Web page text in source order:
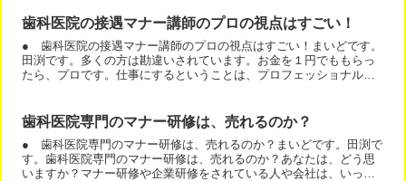
歯科医院の接遇マナー講師のプロの視点はすごい！
● 歯科医院の接遇マナー講師のプロの視点はすごい！まいどです。
田渕です。多くの方は勘違いされています。お金を１円でももらっ
たら、プロです。仕事にするということは、プロフェッショナルな
歯科医院専門のマナー研修は、売れるのか？
● 歯科医院専門のマナー研修は、売れるのか？まいどです。田渕で
す。歯科医院専門のマナー研修は、売れるのか？あなたは、どう思
いますか？マナー研修や企業研修をされている人や会社は、いっぱ